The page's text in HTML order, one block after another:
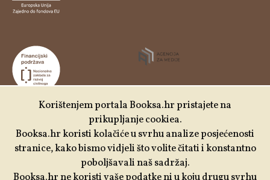
Udruga Kulturtreger je korisnik institucionalne podrške
Nacionalne zaklade za razvoj civilnoga društva za
stabilizaciju i/ili razvoj udruge u području demokratizacije i
društvenog razvoja.
Korištenjem portala Booksa.hr pristajete na
prikupljanje cookiea.
Booksa.hr koristi kolačiće u svrhu analize posjećenosti
stranice, kako bismo vidjeli što volite čitati i konstantno
poboljšavali naš sadržaj.